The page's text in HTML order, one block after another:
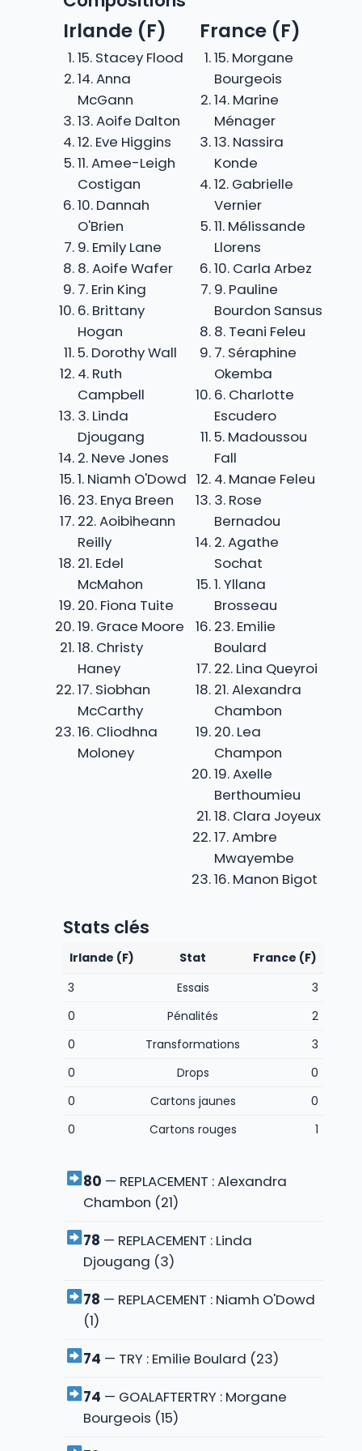
Irlande (F)
15. Stacey Flood
14. Anna
McGann
13. Aoife Dalton
12. Eve Higgins
11. Amee-Leigh
Costigan
10. Dannah
O'Brien
9. Emily Lane
8. Aoife Wafer
7. Erin King
6. Brittany
Hogan
5. Dorothy Wall
4. Ruth
Campbell
3. Linda
Djougang
2. Neve Jones
1. Niamh O'Dowd
23. Enya Breen
22. Aoibiheann
Reilly
21. Edel
McMahon
20. Fiona Tuite
19. Grace Moore
18. Christy
Haney
17. Siobhan
McCarthy
16. Cliodhna
Moloney
France (F)
15. Morgane
Bourgeois
14. Marine
Ménager
13. Nassira
Konde
12. Gabrielle
Vernier
11. Mélissande
Llorens
10. Carla Arbez
9. Pauline
Bourdon Sansus
8. Teani Feleu
7. Séraphine
Okemba
6. Charlotte
Escudero
5. Madoussou
Fall
4. Manae Feleu
3. Rose
Bernadou
2. Agathe
Sochat
1. Yllana
Brosseau
23. Emilie
Boulard
22. Lina Queyroi
21. Alexandra
Chambon
20. Lea
Champon
19. Axelle
Berthoumieu
18. Clara Joyeux
17. Ambre
Mwayembe
16. Manon Bigot
Stats clés
Irlande (F) Stat
France (F)
3
Essais
3
0
Pénalités
2
0
Transformations
3
0
Drops
0
0
Cartons jaunes
0
0
Cartons rouges 1
80 — REPLACEMENT : Alexandra
Chambon (21)
78 — REPLACEMENT : Linda
Djougang (3)
78 — REPLACEMENT : Niamh O'Dowd
(1)
74 — TRY : Emilie Boulard (23)
74 — GOALAFTERTRY : Morgane
Bourgeois (15)